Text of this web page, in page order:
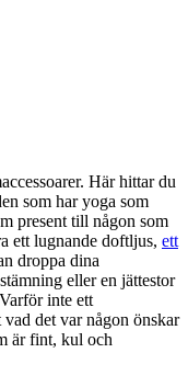
Här hittar du
som har yoga som
present till någon som
ett lugnande doftljus, ett
droppa dina
eller en jättestor
inte ett
det var någon önskar
är fint, kul och